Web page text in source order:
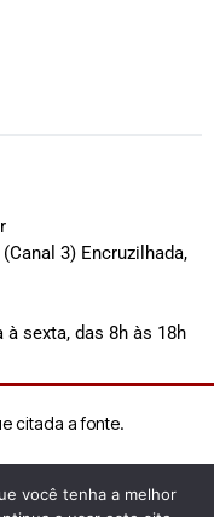
3) Encruzilhada,
sexta, das 8h às 18h
citada a fonte.
você tenha a melhor